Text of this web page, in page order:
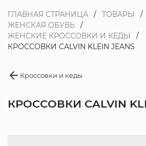
ГЛАВНАЯ СТРАНИЦА ТОВАРЫ
ЖЕНСКАЯ ОБУВЬ
ЖЕНСКИЕ КРОССОВКИ И КЕДЫ
КРОССОВКИ CALVIN KLEIN JEANS
Кроссовки и кеды
КРОССОВКИ CALVIN